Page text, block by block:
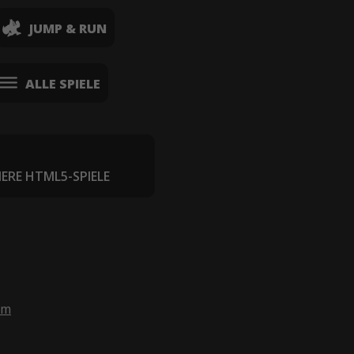
JUMP & RUN
ALLE SPIELE
HTML5-SPIELE